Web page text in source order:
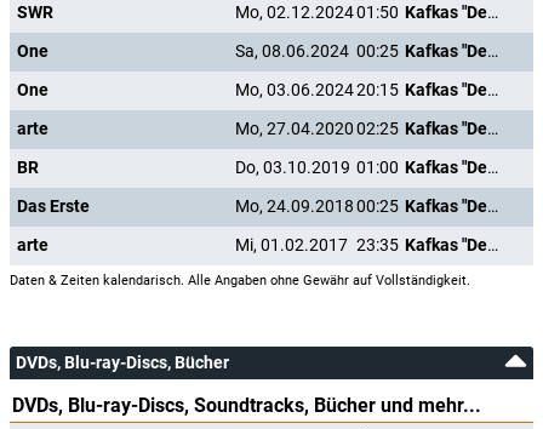
SWR Mo, 02.12.202401:50
Kafkas "Der Bau"
One
Sa, 08.06.2024 00:25
Kafkas "Der Bau"
One
Mo, 03.06.202420:15
Kafkas "Der Bau"
arte
Mo, 27.04.202002:25
Kafkas "Der Bau"
BR
Do, 03.10.2019 01:00
Kafkas "Der Bau"
Das Erste
Mo, 24.09.201800:25
Kafkas "Der Bau"
arte
Mi, 01.02.2017 23:35 Kafkas "Der Bau"
Daten & Zeiten kalendarisch. Alle Angaben ohne Gewähr auf Vollständigkeit.
DVDs, Blu-ray-Discs, Bücher
DVDs, Blu-ray-Discs, Soundtracks, Bücher und mehr...